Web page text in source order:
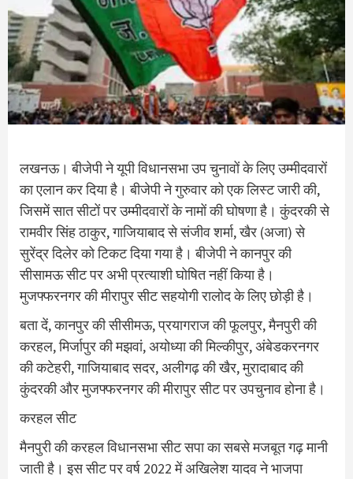
लखनऊ। बीजेपी ने यूपी विधानसभा उप चुनावों के लिए उम्मीदवारों
का एलान कर द‍िया है। बीजेपी ने गुरुवार को एक ल‍िस्‍ट जारी की,
ज‍िसमें सात सीटों पर उम्‍मीदवारों के नामों की घोषणा है। कुंदरकी से
रामवीर सिंह ठाकुर, गाजियाबाद से संजीव शर्मा, खैर (अजा) से
सुरेंद्र दिलेर को ट‍िकट द‍िया गया है। बीजेपी ने कानपुर की
सीसामऊ सीट पर अभी प्रत्‍याशी घोषित नहीं क‍िया है।
मुजफ्फरनगर की मीरापुर सीट सहयोगी रालोद के लिए छोड़ी है।
बता दें, कानपुर की सीसीमऊ, प्रयागराज की फूलपुर, मैनपुरी की
करहल, मिर्जापुर की मझवां, अयोध्‍या की मिल्‍कीपुर, अंबेडकरनगर
की कटेहरी, गाजियाबाद सदर, अलीगढ़ की खैर, मुरादाबाद की
कुंदरकी और मुजफ्फरनगर की मीरापुर सीट पर उपचुनाव होना है।
करहल सीट
मैनपुरी की करहल विधानसभा सीट सपा का सबसे मजबूत गढ़ मानी
जाती है। इस सीट पर वर्ष 2022 में अखिलेश यादव ने भाजपा